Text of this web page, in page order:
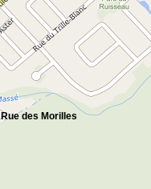
Rue des Morilles